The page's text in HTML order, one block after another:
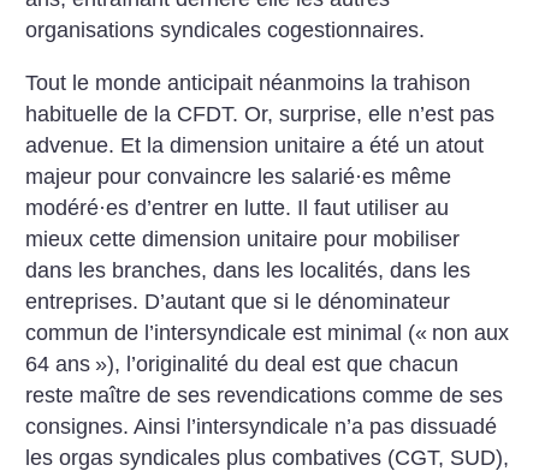
organisations syndicales cogestionnaires.
Tout le monde anticipait néanmoins la trahison
habituelle de la CFDT. Or, surprise, elle n’est pas
advenue. Et la dimension unitaire a été un atout
majeur pour convaincre les salarié·es même
modéré·es d’entrer en lutte. Il faut utiliser au
mieux cette dimension unitaire pour mobiliser
dans les branches, dans les localités, dans les
entreprises. D’autant que si le dénominateur
commun de l’intersyndicale est minimal (« non aux
64 ans »), l’originalité du deal est que chacun
reste maître de ses revendications comme de ses
consignes. Ainsi l’intersyndicale n’a pas dissuadé
les orgas syndicales plus combatives (CGT, SUD),